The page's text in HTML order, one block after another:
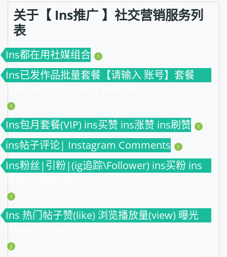
关于【 Ins推广 】社交营销服务列
表
Ins都在用社媒组合 1
Ins已发作品批量套餐【请输入 账号】套餐
(VIP) ins买赞 ins涨赞 ins刷赞
1
Ins包月套餐(VIP) ins买赞 ins涨赞 ins刷赞 1
ins帖子评论| Instagram Comments 1
Ins粉丝|引粉|(ig追踪\Follower) ins买粉 ins
涨粉 ins刷粉丝
1
Ins 热门帖子赞(like) 浏览播放量(view) 曝光
(impression)
2